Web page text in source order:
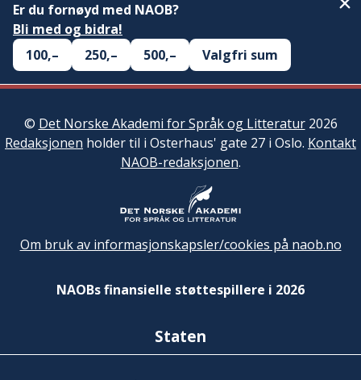
Er du fornøyd med NAOB?
Bli med og bidra!
100,–
250,– 500,– Valgfri sum
© Det Norske Akademi for Språk og Litteratur2026
Redaksjonen holder til i Osterhaus' gate 27 i Oslo. Kontakt
NAOB-redaksjonen.
Om bruk av informasjonskapsler/cookies på naob.no
NAOBs finansielle støttespillere i 2026
Staten